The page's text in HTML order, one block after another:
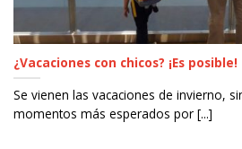
¿Vacaciones con chicos? ¡Es posible!
Se vienen las vacaciones de invierno,
momentos más esperados por [...]